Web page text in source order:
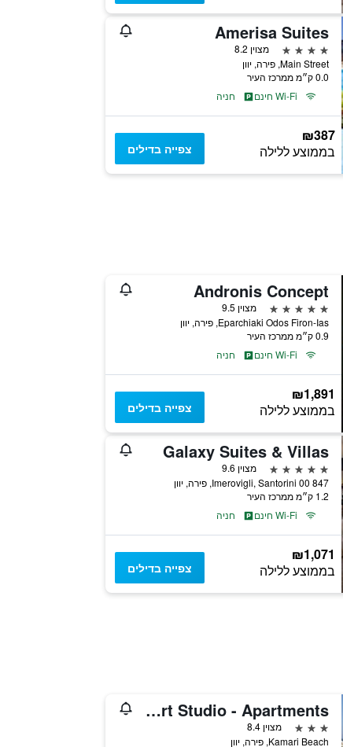
Amerisa Suites
4 כוכבים
מצוין 8.2
Main Street, פירה, יוון
0.0 ק״מ ממרכז העיר
Wi-Fi חינם
חניה
₪387
בממוצע ללילה צפייה בדילים
Andronis Concept
5 כוכבים
מצוין 9.5
Eparchiaki Odos Firon-Ias, פירה, יוון
0.9 ק״מ ממרכז העיר
Wi-Fi חינם
חניה
₪1,891
בממוצע ללילה צפייה בדילים
Galaxy Suites & Villas
5 כוכבים
מצוין 9.6
847 00 Imerovigli, Santorini, פירה, יוון
1.2 ק״מ ממרכז העיר
Wi-Fi חינם
חניה
₪1,071
בממוצע ללילה צפייה בדילים
Sweet Heart Studio - Apartments
3 כוכבים
מצוין 8.4
Kamari Beach, פירה, יוון